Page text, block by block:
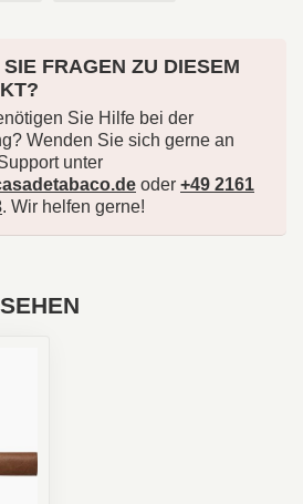
FRAGEN ZU DIESEM
Sie Hilfe bei der
Wenden Sie sich gerne an
unter
oder +49 2161
. Wir helfen gerne!